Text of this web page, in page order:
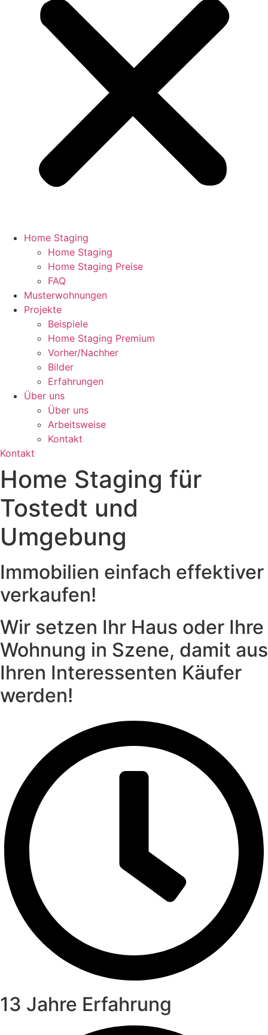
Home Staging
Home Staging
Home Staging Preise
FAQ
Musterwohnungen
Projekte
Beispiele
Home Staging Premium
Vorher/Nachher
Bilder
Erfahrungen
Über uns
Über uns
Arbeitsweise
Kontakt
Kontakt
Home Staging für
Tostedt und
Umgebung
Immobilien einfach effektiver
verkaufen!
Wir setzen Ihr Haus oder Ihre
Wohnung in Szene, damit aus
Ihren Interessenten Käufer
werden!
13 Jahre Erfahrung